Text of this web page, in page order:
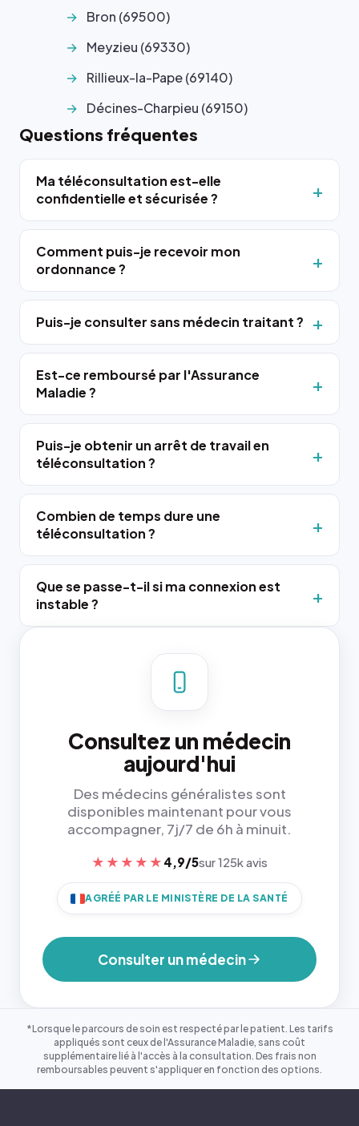
Bron (69500)
Meyzieu (69330)
Rillieux-la-Pape (69140)
Décines-Charpieu (69150)
Questions fréquentes
Ma téléconsultation est-elle
confidentielle et sécurisée ?
Comment puis-je recevoir mon
ordonnance ?
Puis-je consulter sans médecin traitant ?
Est-ce remboursé par l'Assurance
Maladie ?
Puis-je obtenir un arrêt de travail en
téléconsultation ?
Combien de temps dure une
téléconsultation ?
Que se passe-t-il si ma connexion est
instable ?
Consultez un médecin
aujourd'hui
Des médecins généralistes sont
disponibles maintenant pour vous
accompagner, 7j/7 de 6h à minuit.
★★★★★ 4,9/5sur 125k avis
AGRÉÉ PAR LE MINISTÈRE DE LA SANTÉ
Consulter un médecin
*Lorsque le parcours de soin est respecté par le patient. Les tarifs
appliqués sont ceux de l'Assurance Maladie, sans coût
supplémentaire lié à l'accès à la consultation. Des frais non
remboursables peuvent s'appliquer en fonction des options.